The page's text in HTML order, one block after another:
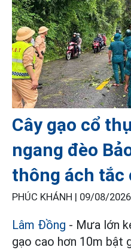
Cây gạo cổ
ngang đèo
thông ách tắc
PHÚC KHÁNH | 09/08/
Lâm Đồng - Mưa lớn
gạo cao hơn 10m bật